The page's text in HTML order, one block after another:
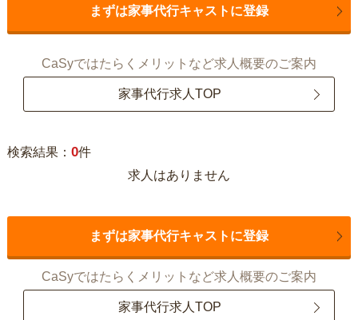
まずは家事代行キャストに登録
CaSyではたらくメリットなど求人概要のご案内
家事代行求人TOP
検索結果： 0件
求人はありません
まずは家事代行キャストに登録
CaSyではたらくメリットなど求人概要のご案内
家事代行求人TOP